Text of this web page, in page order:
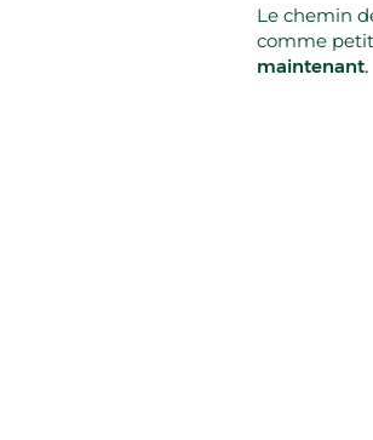
Le chemin
comme
maintenant.